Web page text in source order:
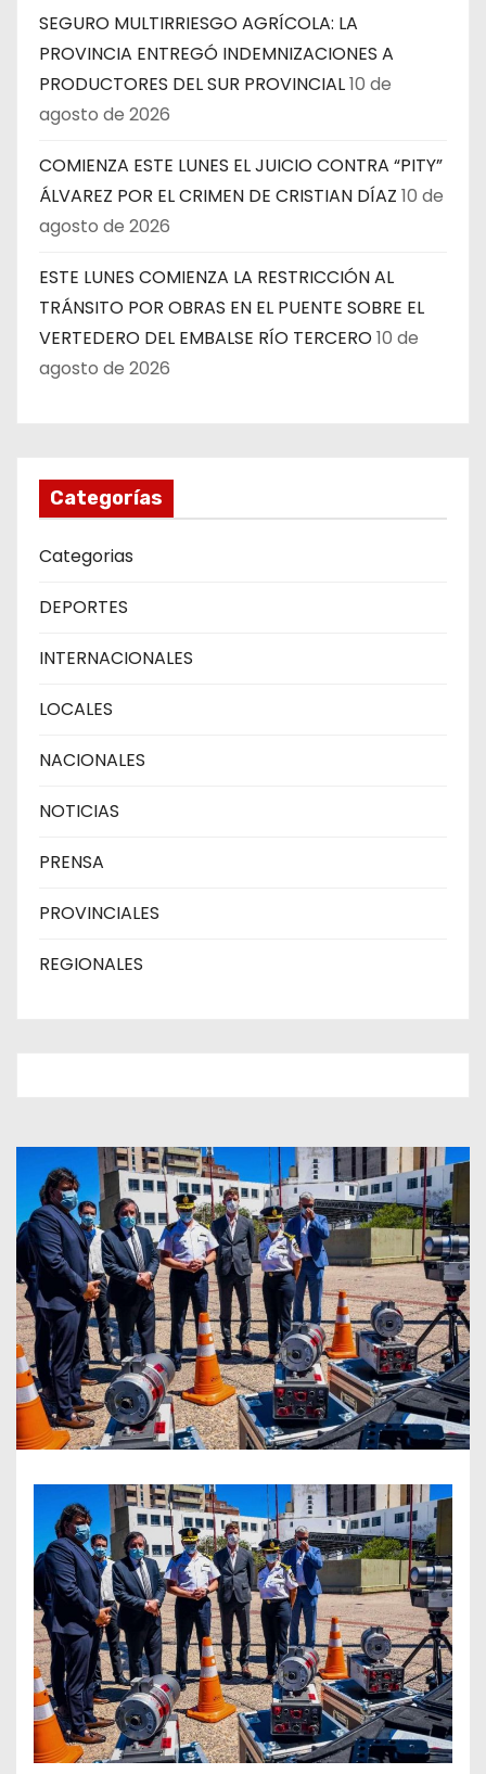
SEGURO MULTIRRIESGO AGRÍCOLA: LA
PROVINCIA ENTREGÓ INDEMNIZACIONES A
PRODUCTORES DEL SUR PROVINCIAL10 de
agosto de 2026
COMIENZA ESTE LUNES EL JUICIO CONTRA “PITY”
ÁLVAREZ POR EL CRIMEN DE CRISTIAN DÍAZ 10 de
agosto de 2026
ESTE LUNES COMIENZA LA RESTRICCIÓN AL
TRÁNSITO POR OBRAS EN EL PUENTE SOBRE EL
VERTEDERO DEL EMBALSE RÍO TERCERO10 de
agosto de 2026
Categorías
Categorias
DEPORTES
INTERNACIONALES
LOCALES
NACIONALES
NOTICIAS
PRENSA
PROVINCIALES
REGIONALES